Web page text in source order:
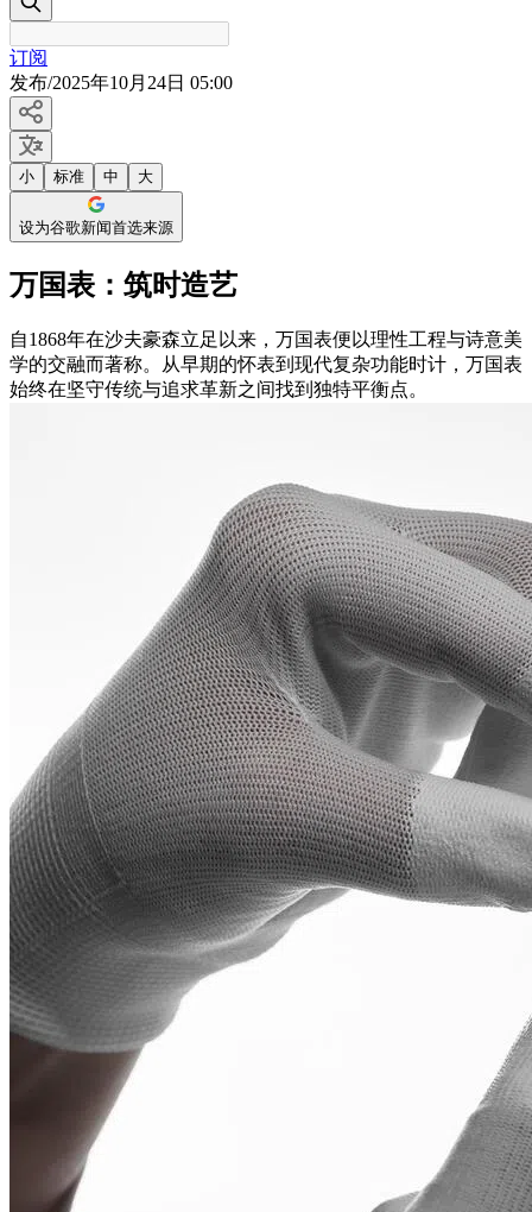
订阅
发布/2025年10月24日 05:00
小 标准 中 大
设为谷歌新闻首选来源
万国表：筑时造艺
自1868年在沙夫豪森立足以来，万国表便以理性工程与诗意美
学的交融而著称。从早期的怀表到现代复杂功能时计，万国表
始终在坚守传统与追求革新之间找到独特平衡点。